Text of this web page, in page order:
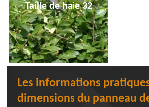
Taille de haie 32
Les informations
dimensions du panneau